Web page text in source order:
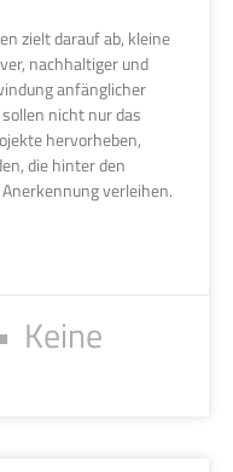
zielt darauf ab, kleine
nachhaltiger und
anfänglicher
nicht nur das
hervorheben,
die hinter den
verleihen.
Keine